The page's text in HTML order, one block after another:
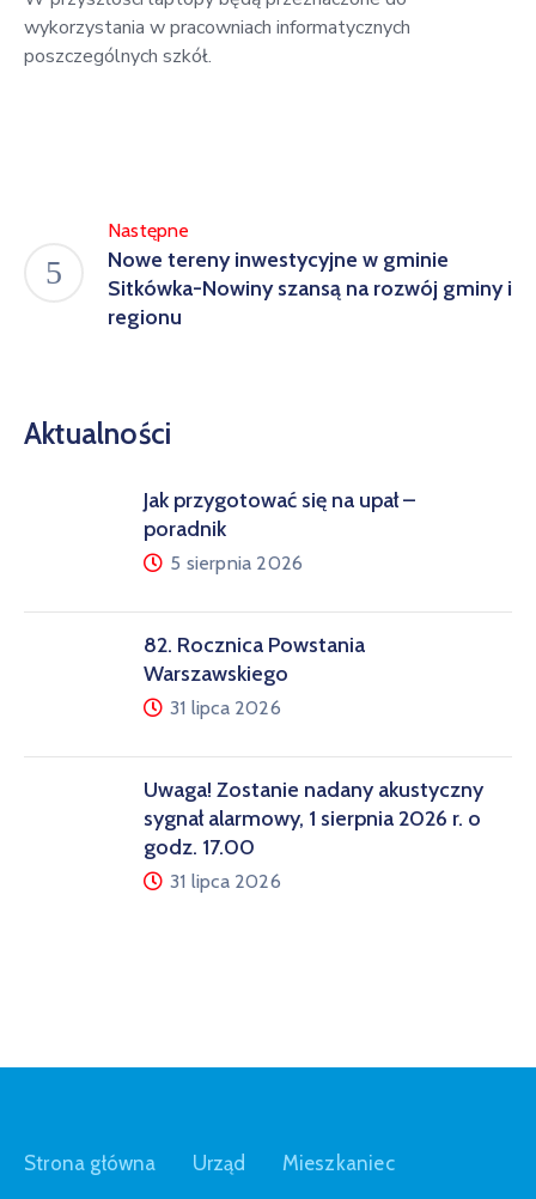
wykorzystania w pracowniach informatycznych
poszczególnych szkół.
Następne
Nowe tereny inwestycyjne w gminie
Sitkówka-Nowiny szansą na rozwój gminy i
regionu
Aktualności
Jak przygotować się na upał –
poradnik
5 sierpnia 2026
82. Rocznica Powstania
Warszawskiego
31 lipca 2026
Uwaga! Zostanie nadany akustyczny
sygnał alarmowy, 1 sierpnia 2026 r. o
godz. 17.00
31 lipca 2026
Strona główna Urząd Mieszkaniec